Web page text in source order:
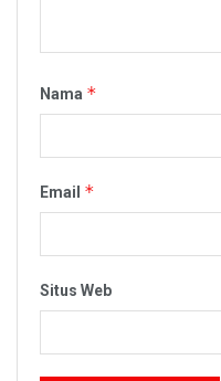
Nama *
Email *
Situs Web